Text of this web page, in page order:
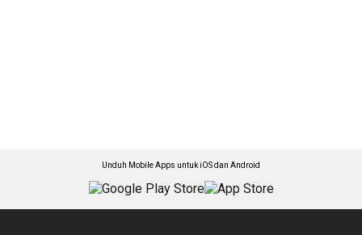
Unduh Mobile Apps untuk iOS dan Android